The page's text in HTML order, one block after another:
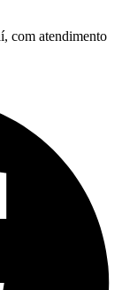
com atendimento